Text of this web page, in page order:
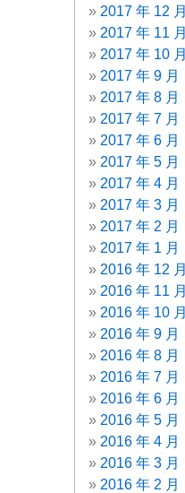
2017 年 12 月
2017 年 11 月
2017 年 10 月
2017 年 9 月
2017 年 8 月
2017 年 7 月
2017 年 6 月
2017 年 5 月
2017 年 4 月
2017 年 3 月
2017 年 2 月
2017 年 1 月
2016 年 12 月
2016 年 11 月
2016 年 10 月
2016 年 9 月
2016 年 8 月
2016 年 7 月
2016 年 6 月
2016 年 5 月
2016 年 4 月
2016 年 3 月
2016 年 2 月